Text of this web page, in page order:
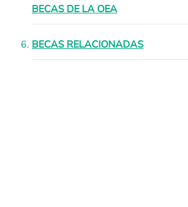
BECAS DE LA OEA
BECAS RELACIONADAS